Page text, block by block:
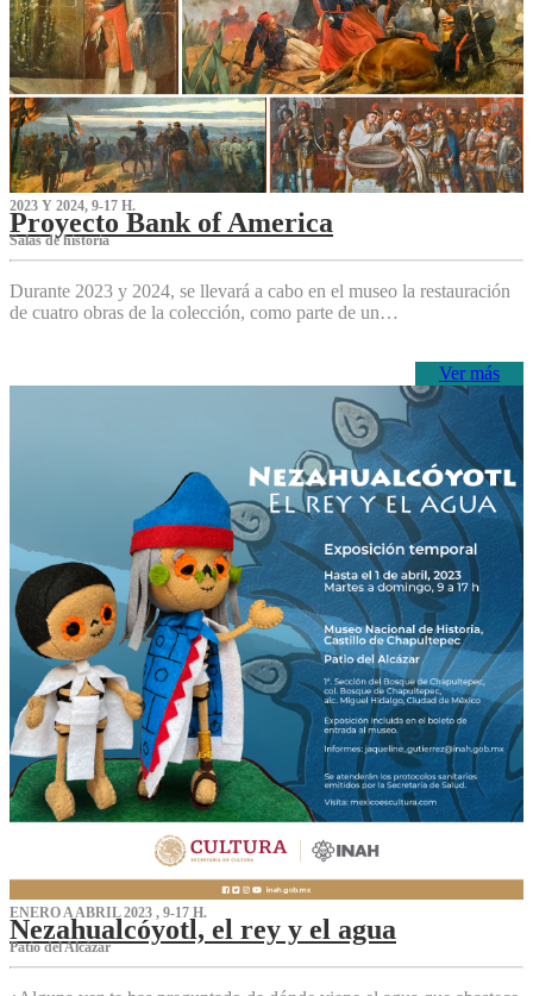
2023 Y 2024, 9-17 H.
Proyecto Bank of America
S‌alas de historia
Durante 2023 y 2024, se llevará a cabo en el museo la restauración
de cuatro obras de la colección, como parte de un…
Ver más
ENERO A ABRIL 2023 , 9-17 H.
Nezahualcóyotl, el rey y el agua
Patio del Alcázar